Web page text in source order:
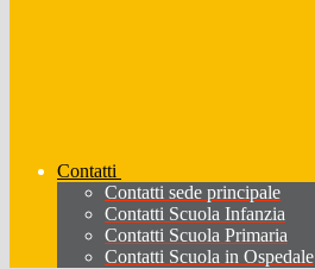
Contatti
Contatti sede principale
Contatti Scuola Infanzia
Contatti Scuola Primaria
Contatti Scuola in Ospedale